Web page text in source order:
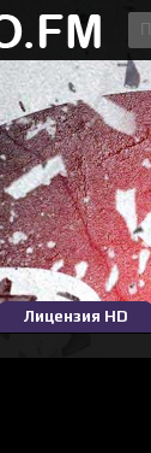
Лицензия HD